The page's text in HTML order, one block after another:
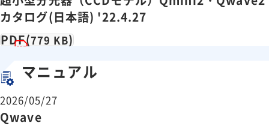
カタログ(日本語) '22.4.27
PDF(779 KB)
マニュアル
2026/05/27
Qwave